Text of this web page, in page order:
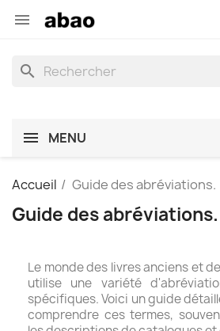

search
MENU
Accueil Guide des abréviations.
Guide des abréviations.
Le monde des livres anciens et
utilise une variété
spécifiques. Voici un guide
comprendre ces termes,